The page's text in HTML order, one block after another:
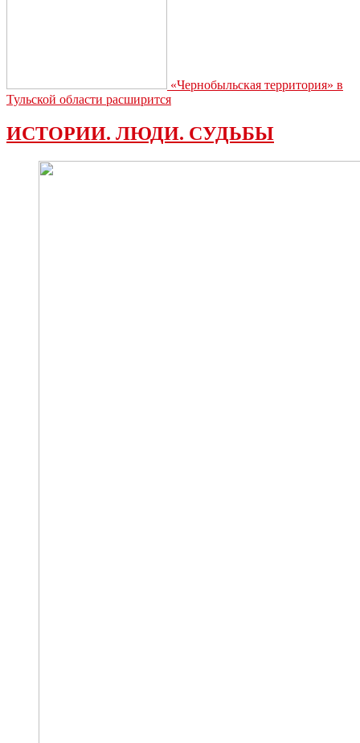
«Чернобыльская территория» в
Тульской области расширится
ИСТОРИИ. ЛЮДИ. СУДЬБЫ